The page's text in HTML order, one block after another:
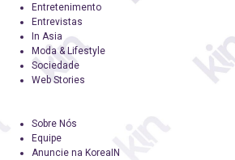
Entretenimento
Entrevistas
In Asia
Moda & Lifestyle
Sociedade
Web Stories
Sobre Nós
Equipe
Anuncie na KoreaIN